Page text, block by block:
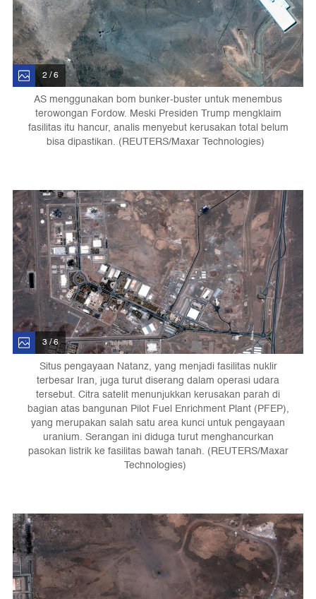
2 / 6
AS menggunakan bom bunker-buster untuk menembus
terowongan Fordow. Meski Presiden Trump mengklaim
fasilitas itu hancur, analis menyebut kerusakan total belum
bisa dipastikan. (REUTERS/Maxar Technologies)
3 / 6
Situs pengayaan Natanz, yang menjadi fasilitas nuklir
terbesar Iran, juga turut diserang dalam operasi udara
tersebut. Citra satelit menunjukkan kerusakan parah di
bagian atas bangunan Pilot Fuel Enrichment Plant (PFEP),
yang merupakan salah satu area kunci untuk pengayaan
uranium. Serangan ini diduga turut menghancurkan
pasokan listrik ke fasilitas bawah tanah. (REUTERS/Maxar
Technologies)